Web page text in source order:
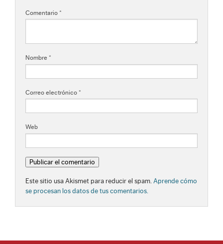
Comentario *
Nombre *
Correo electrónico *
Web
Este sitio usa Akismet para reducir el spam. Aprende cómo
se procesan los datos de tus comentarios.